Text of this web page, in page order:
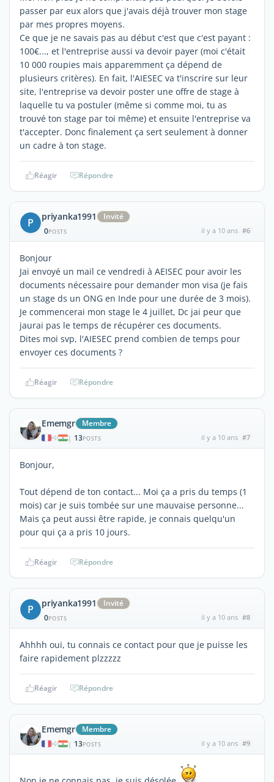
passer par eux alors que j'avais déjà trouver mon stage
par mes propres moyens.
Ce que je ne savais pas au début c'est que c'est payant :
100€..., et l'entreprise aussi va devoir payer (moi c'était
10 000 roupies mais apparemment ça dépend de
plusieurs critères). En fait, l'AIESEC va t'inscrire sur leur
site, l'entreprise va devoir poster une offre de stage à
laquelle tu va postuler (même si comme moi, tu as
trouvé ton stage par toi même) et ensuite l'entreprise va
t'accepter. Donc finalement ça sert seulement à donner
un cadre à ton stage.
Réagir Répondre
P priyanka1991
Invité
0POSTS il y a 10 ans #6
Bonjour
Jai envoyé un mail ce vendredi à AEISEC pour avoir les
documents nécessaire pour demander mon visa (je fais
un stage ds un ONG en Inde pour une durée de 3 mois).
Je commencerai mon stage le 4 juillet, Dc jai peur que
jaurai pas le temps de récupérer ces documents.
Dites moi svp, l'AIESEC prend combien de temps pour
envoyer ces documents ?
Réagir Répondre
Ememgr Membre
| 13POSTS il y a 10 ans #7
Bonjour,
Tout dépend de ton contact... Moi ça a pris du temps (1
mois) car je suis tombée sur une mauvaise personne...
Mais ça peut aussi être rapide, je connais quelqu'un
pour qui ça a pris 10 jours.
Réagir Répondre
P priyanka1991
Invité
0POSTS il y a 10 ans #8
Ahhhh oui, tu connais ce contact pour que je puisse les
faire rapidement plzzzzz
Réagir Répondre
Ememgr Membre
| 13POSTS il y a 10 ans #9